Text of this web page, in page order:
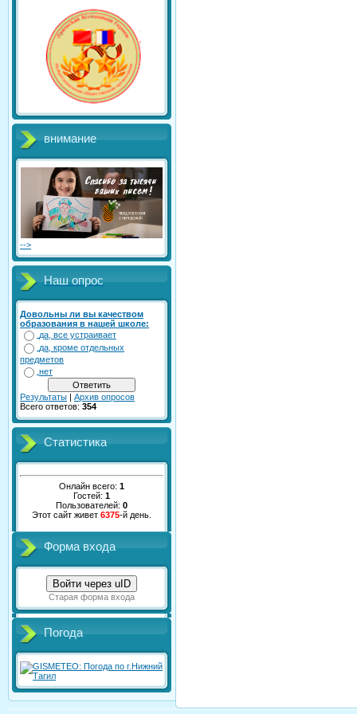
внимание
-->
Наш опрос
Довольны ли вы качеством
образования в нашей школе:
да, все устраивает
да, кроме отдельных
предметов
нет
Результаты | Архив опросов
Всего ответов: 354
Статистика
Онлайн всего: 1
Гостей: 1
Пользователей: 0
Этот сайт живет 6375-й день.
Форма входа
Войти через uID
Старая форма входа
Погода